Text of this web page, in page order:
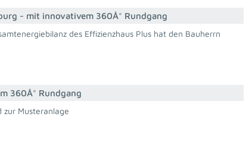
- mit innovativem 360Â° Rundgang
des Effizienzhaus Plus hat den Bauherrn
360Â° Rundgang
zur Musteranlage